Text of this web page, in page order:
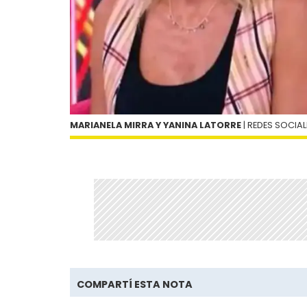
MARIANELA MIRRA Y YANINA LATORRE | REDES
COMPARTÍ ESTA NOTA